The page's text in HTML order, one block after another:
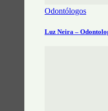
Odontólogos
Luz Neira –